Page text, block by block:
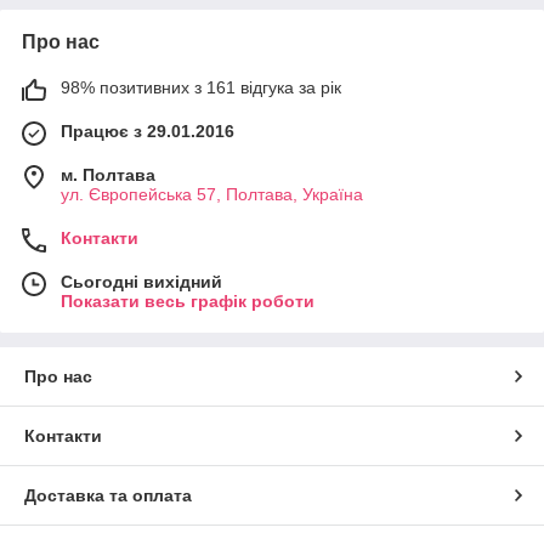
Про нас
98% позитивних з 161 відгука за рік
Працює з 29.01.2016
м. Полтава
ул. Європейська 57, Полтава, Україна
Контакти
Сьогодні вихідний
Показати весь графік роботи
Про нас
Контакти
Доставка та оплата